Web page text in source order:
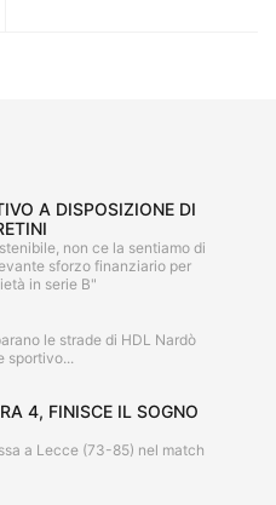
A DISPOSIZIONE DI
non ce la sentiamo di
sforzo finanziario per
in serie B"
le strade di HDL Nardò
sportivo...
4, FINISCE IL SOGNO
a Lecce (73-85) nel match